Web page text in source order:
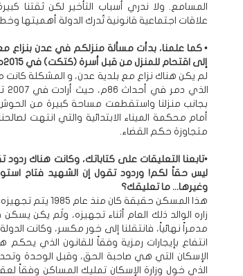
المسامع. ولا ندري أسباب التأخير لكن ثقتنا
علاقات اجتماعية قانونية تُدرك الدولة أهميتها
• كما علمنا، بدأت مسألة منزلكم في عدن بنزاع
إلى اقتحام للمنزل من قبل أسرة (كتكت) في 2015م.. هلّا وضحت لنا الأمر وما الذي استجد؟
لم يكن هناك نزاع مع بلدية عدن، و المشكلة
بجانب منزلنا واستقطعت مساحة كبيرة من
أمام محكمة الميناء الابتدائية والتي انتهت
متجاوزة حكم القضاء.
ليس حقاً لكم! وردود تقول إن الشهيد فتاح
وغيرها... ما تعليقك؟
هذا المسكن حقيقة
زاره الوالد ذلك العام أثناء تجهيزه، ولَم يكن
مدمراً نهائياً، فانتقلنا إلى خور مكسر، وكانت
انتفاع بإيجارات رمزية وفقاً للقانون الذي
الذي خول وزارة الإسكان تمليك المساكن